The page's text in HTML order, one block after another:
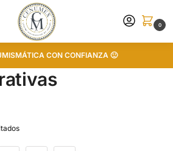
0
CON CONFIANZA 🙂